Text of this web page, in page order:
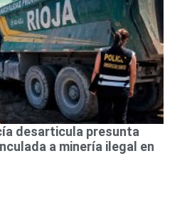
desarticula presunta
a minería ilegal en